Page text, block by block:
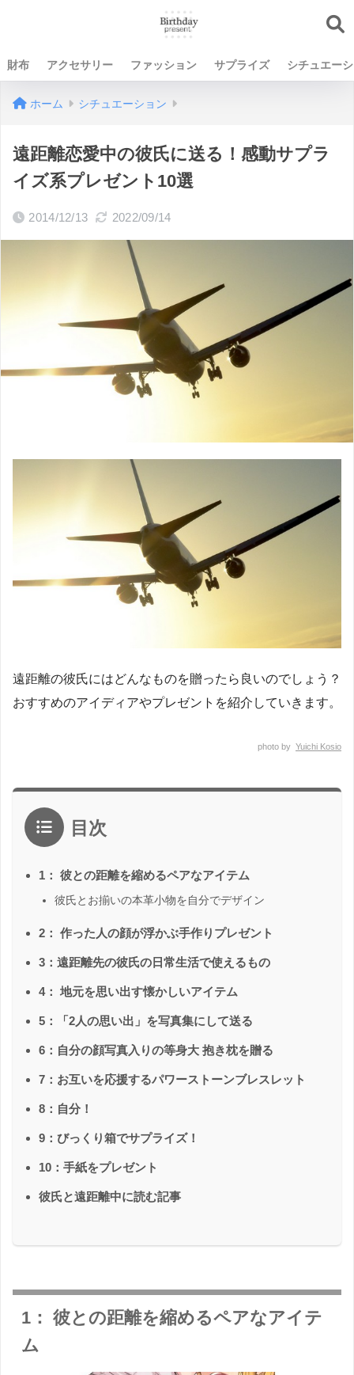
財布 アクセサリー ファッション サプライズ シチュエー
ホーム シチュエーション
遠距離恋愛中の彼氏に送る！感動サプラ
イズ系プレゼント10選
2014/12/13 2022/09/14
遠距離の彼氏にはどんなものを贈ったら良いのでしょう？
おすすめのアイディアやプレゼントを紹介していきます。
photo by Yuichi Kosio
目次
1： 彼との距離を縮めるペアなアイテム
彼氏とお揃いの本革小物を自分でデザイン
2： 作った人の顔が浮かぶ手作りプレゼント
3：遠距離先の彼氏の日常生活で使えるもの
4： 地元を思い出す懐かしいアイテム
5：「2人の思い出」を写真集にして送る
6：自分の顔写真入りの等身大 抱き枕を贈る
7：お互いを応援するパワーストーンブレスレット
8：自分！
9：びっくり箱でサプライズ！
10：手紙をプレゼント
彼氏と遠距離中に読む記事
1： 彼との距離を縮めるペアなアイテ
ム